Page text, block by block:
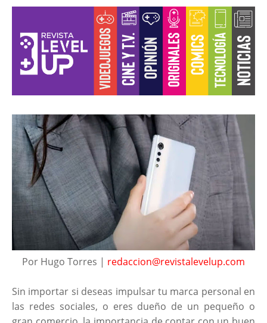
Por Hugo Torres | redaccion@revistalevelup.com
Sin importar si deseas impulsar tu marca personal en
las redes sociales, o eres dueño de un pequeño o